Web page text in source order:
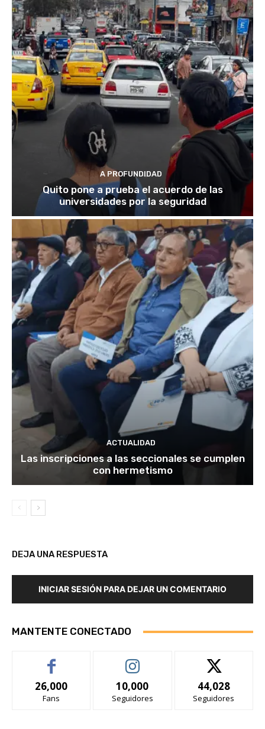
A PROFUNDIDAD
Quito pone a prueba el acuerdo de las
universidades por la seguridad
ACTUALIDAD
Las inscripciones a las seccionales se cumplen
con hermetismo
DEJA UNA RESPUESTA
INICIAR SESIÓN PARA DEJAR UN COMENTARIO
MANTENTE CONECTADO
26,000
Fans
10,000
Seguidores
44,028
Seguidores